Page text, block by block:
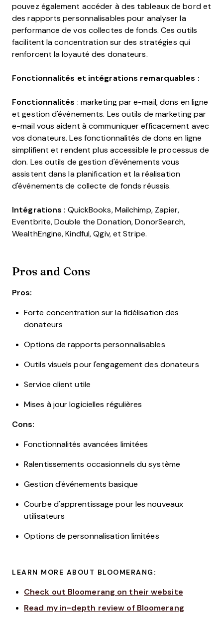
pouvez également accéder à des tableaux de bord et
des rapports personnalisables pour analyser la
performance de vos collectes de fonds. Ces outils
facilitent la concentration sur des stratégies qui
renforcent la loyauté des donateurs.
Fonctionnalités et intégrations remarquables :
Fonctionnalités : marketing par e-mail, dons en ligne
et gestion d'événements. Les outils de marketing par
e-mail vous aident à communiquer efficacement avec
vos donateurs. Les fonctionnalités de dons en ligne
simplifient et rendent plus accessible le processus de
don. Les outils de gestion d'événements vous
assistent dans la planification et la réalisation
d'événements de collecte de fonds réussis.
Intégrations : QuickBooks, Mailchimp, Zapier,
Eventbrite, Double the Donation, DonorSearch,
WealthEngine, Kindful, Qgiv, et Stripe.
Pros and Cons
Pros:
Forte concentration sur la fidélisation des
donateurs
Options de rapports personnalisables
Outils visuels pour l'engagement des donateurs
Service client utile
Mises à jour logicielles régulières
Cons:
Fonctionnalités avancées limitées
Ralentissements occasionnels du système
Gestion d'événements basique
Courbe d'apprentissage pour les nouveaux
utilisateurs
Options de personnalisation limitées
LEARN MORE ABOUT BLOOMERANG:
Check out Bloomerang on their website
Read my in-depth review of Bloomerang